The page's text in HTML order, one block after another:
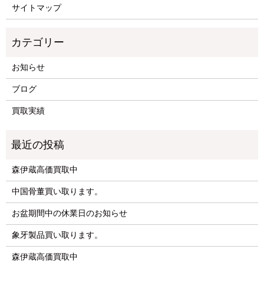
サイトマップ
お知らせ
ブログ
買取実績
森伊蔵高価買取中
中国骨董買い取ります。
お盆期間中の休業日のお知らせ
象牙製品買い取ります。
森伊蔵高価買取中